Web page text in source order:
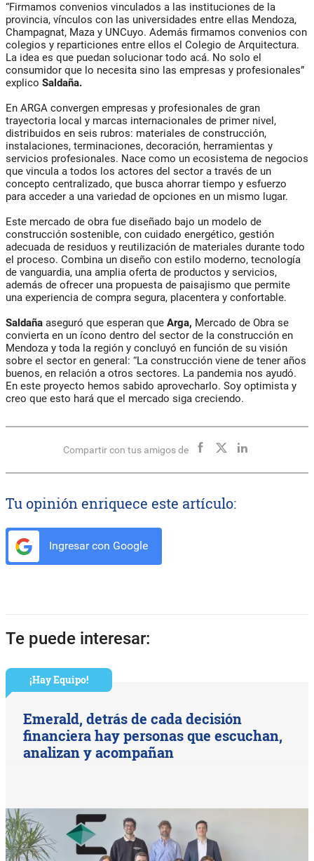
“Firmamos convenios vinculados a las instituciones de la
provincia, vínculos con las universidades entre ellas Mendoza,
Champagnat, Maza y UNCuyo. Además firmamos convenios con
colegios y reparticiones entre ellos el Colegio de Arquitectura.
La idea es que puedan solucionar todo acá. No solo el
consumidor que lo necesita sino las empresas y profesionales”
explico Saldaña.
En ARGA convergen empresas y profesionales de gran
trayectoria local y marcas internacionales de primer nivel,
distribuidos en seis rubros: materiales de construcción,
instalaciones, terminaciones, decoración, herramientas y
servicios profesionales. Nace como un ecosistema de negocios
que vincula a todos los actores del sector a través de un
concepto centralizado, que busca ahorrar tiempo y esfuerzo
para acceder a una variedad de opciones en un mismo lugar.
Este mercado de obra fue diseñado bajo un modelo de
construcción sostenible, con cuidado energético, gestión
adecuada de residuos y reutilización de materiales durante todo
el proceso. Combina un diseño con estilo moderno, tecnología
de vanguardia, una amplia oferta de productos y servicios,
además de ofrecer una propuesta de paisajismo que permite
una experiencia de compra segura, placentera y confortable.
Saldaña aseguró que esperan que Arga, Mercado de Obra se
convierta en un ícono dentro del sector de la construcción en
Mendoza y toda la región y concluyó en función de su visión
sobre el sector en general: “La construcción viene de tener años
buenos, en relación a otros sectores. La pandemia nos ayudó.
En este proyecto hemos sabido aprovecharlo. Soy optimista y
creo que esto hará que el mercado siga creciendo.
Compartir con tus amigos de
Tu opinión enriquece este artículo:
Ingresar con Google
Te puede interesar:
¡Hay Equipo!
Emerald, detrás de cada decisión
financiera hay personas que escuchan,
analizan y acompañan